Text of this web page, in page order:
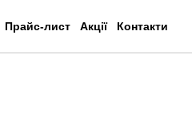
Прайс-лист Акції Контакти